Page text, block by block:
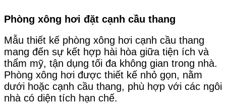
Phòng xông hơi đặt cạnh cầu thang
Mẫu thiết kế phòng xông hơi cạnh cầu thang
mang đến sự kết hợp hài hòa giữa tiện ích và
thẩm mỹ, tận dụng tối đa không gian trong nhà.
Phòng xông hơi được thiết kế nhỏ gọn, nằm
dưới hoặc cạnh cầu thang, phù hợp với các ngôi
nhà có diện tích hạn chế.